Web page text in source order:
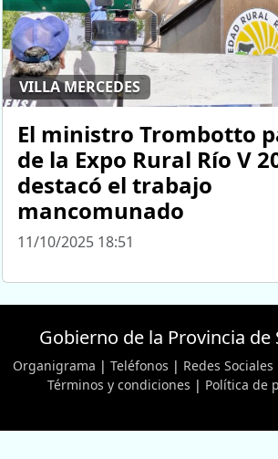
VILLA MERCEDES
El ministro Trombotto
de la Expo Rural Río V
destacó el trabajo
mancomunado
11/10/2025 18:51
Gobierno de la Provincia de
Organigrama | Teléfonos | Redes Sociales
Términos y condiciones | Política de